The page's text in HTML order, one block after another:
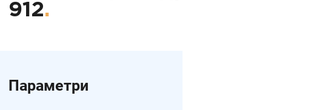
912.
Параметри